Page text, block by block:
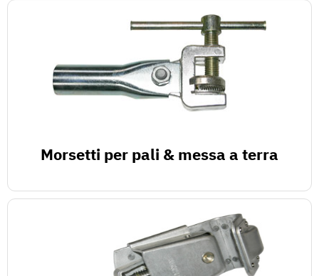
Morsetti per pali & messa a terra